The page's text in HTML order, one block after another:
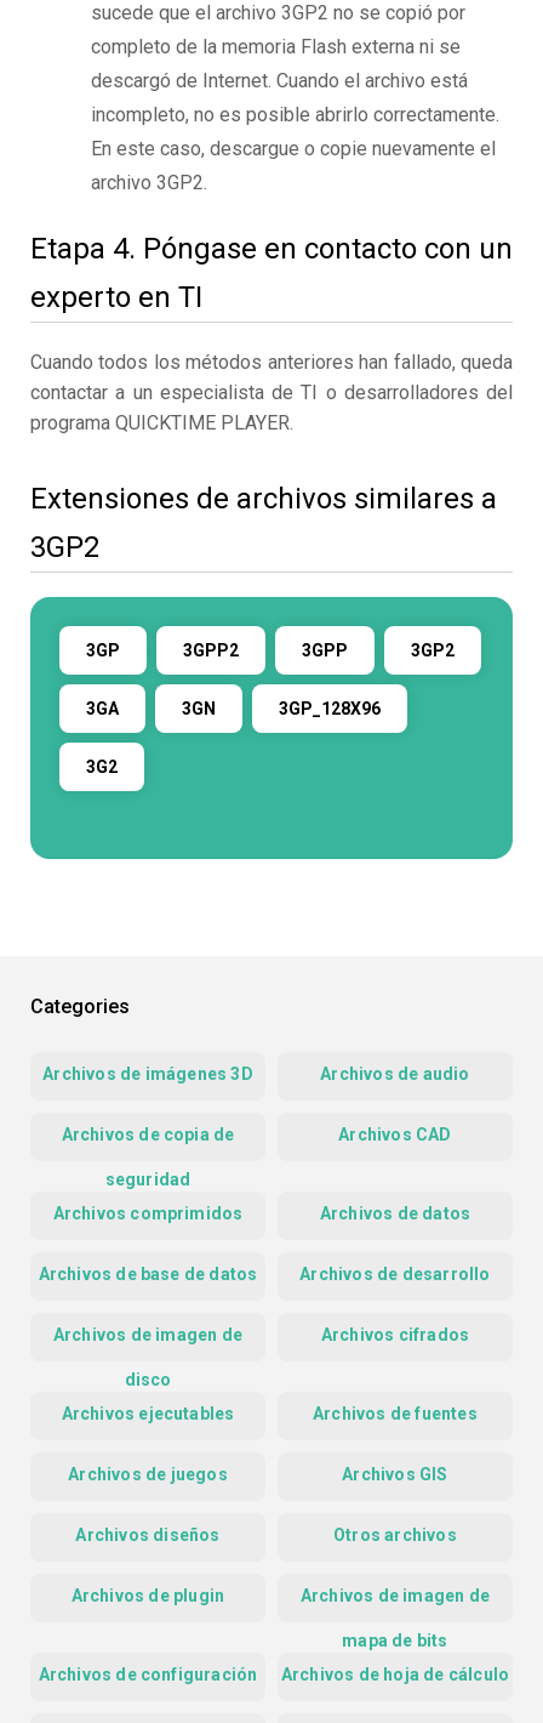
sucede que el archivo 3GP2 no se copió por
completo de la memoria Flash externa ni se
descargó de Internet. Cuando el archivo está
incompleto, no es posible abrirlo correctamente.
En este caso, descargue o copie nuevamente el
archivo 3GP2.
Etapa 4. Póngase en contacto con un
experto en TI
Cuando todos los métodos anteriores han fallado, queda
contactar a un especialista de TI o desarrolladores del
programa QUICKTIME PLAYER.
Extensiones de archivos similares a
3GP2
3GP 3GPP2 3GPP 3GP2
3GA 3GN 3GP_128X96
3G2
Categories
Archivos de imágenes 3D Archivos de audio
Archivos de copia de
seguridad
Archivos CAD
Archivos comprimidos Archivos de datos
Archivos de base de datos Archivos de desarrollo
Archivos de imagen de
disco
Archivos cifrados
Archivos ejecutables Archivos de fuentes
Archivos de juegos Archivos GIS
Archivos diseños Otros archivos
Archivos de plugin Archivos de imagen de
mapa de bits
Archivos de configuración
Archivos de hoja de cálculo